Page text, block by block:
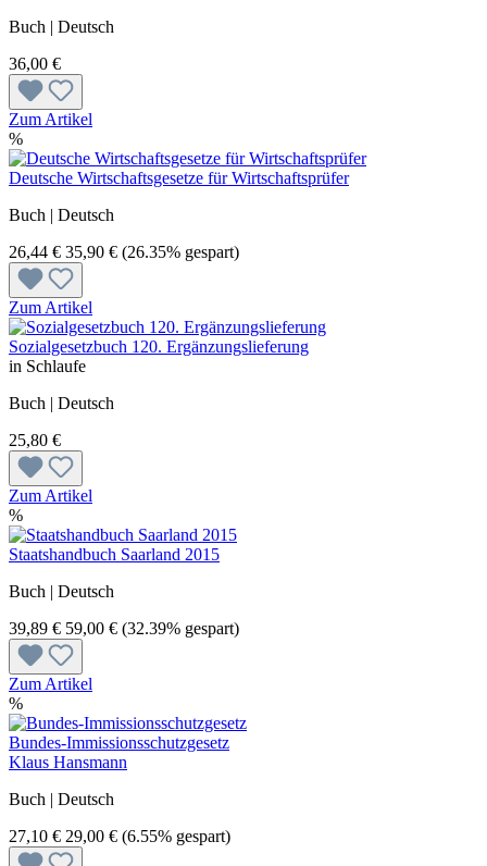
Buch | Deutsch
36,00 €
Zum Artikel
%
Deutsche Wirtschaftsgesetze für Wirtschaftsprüfer
Buch | Deutsch
26,44 € 35,90 € (26.35% gespart)
Zum Artikel
Sozialgesetzbuch 120. Ergänzungslieferung
in Schlaufe
Buch | Deutsch
25,80 €
Zum Artikel
%
Staatshandbuch Saarland 2015
Buch | Deutsch
39,89 € 59,00 € (32.39% gespart)
Zum Artikel
%
Bundes-Immissionsschutzgesetz
Klaus Hansmann
Buch | Deutsch
27,10 € 29,00 € (6.55% gespart)